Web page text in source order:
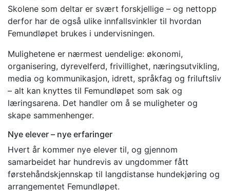
Skolene som deltar er svært forskjellige – og nettopp
derfor har de også ulike innfallsvinkler til hvordan
Femundløpet brukes i undervisningen.
Mulighetene er nærmest uendelige: økonomi,
organisering, dyrevelferd, frivillighet, næringsutvikling,
media og kommunikasjon, idrett, språkfag og friluftsliv
– alt kan knyttes til Femundløpet som sak og
læringsarena. Det handler om å se muligheter og
skape sammenhenger.
Nye elever – nye erfaringer
Hvert år kommer nye elever til, og gjennom
samarbeidet har hundrevis av ungdommer fått
førstehåndskjennskap til langdistanse hundekjøring og
arrangementet Femundløpet.